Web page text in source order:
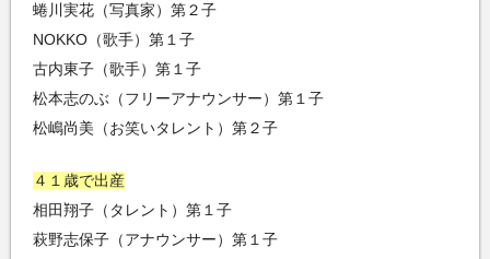
蜷川実花（写真家）第２子
NOKKO（歌手）第１子
古内東子（歌手）第１子
松本志のぶ（フリーアナウンサー）第１子
松嶋尚美（お笑いタレント）第２子
４１歳で出産
相田翔子（タレント）第１子
萩野志保子（アナウンサー）第１子